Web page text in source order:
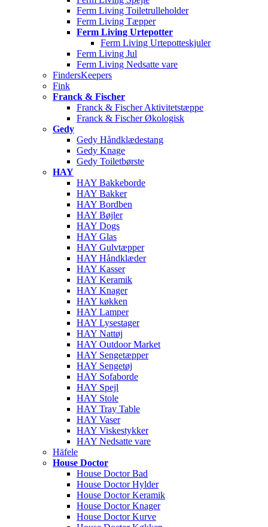
Ferm Living Toiletrulleholder
Ferm Living Tæpper
Ferm Living Urtepotter
Ferm Living Urtepotteskjuler
Ferm Living Jul
Ferm Living Nedsatte vare
FindersKeepers
Fink
Franck & Fischer
Franck & Fischer Aktivitetstæppe
Franck & Fischer Økologisk
Gedy
Gedy Håndklædestang
Gedy Knage
Gedy Toiletbørste
HAY
HAY Bakkeborde
HAY Bakker
HAY Bordben
HAY Bøjler
HAY Dogs
HAY Glas
HAY Gulvtæpper
HAY Håndklæder
HAY Kasser
HAY Keramik
HAY Knager
HAY køkken
HAY Lamper
HAY Lysestager
HAY Nattøj
HAY Outdoor Market
HAY Sengetæpper
HAY Sengetøj
HAY Sofaborde
HAY Spejl
HAY Stole
HAY Tray Table
HAY Vaser
HAY Viskestykker
HAY Nedsatte vare
Häfele
House Doctor
House Doctor Bad
House Doctor Hylder
House Doctor Keramik
House Doctor Knager
House Doctor Kurve